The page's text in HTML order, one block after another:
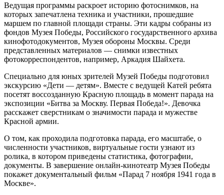
Ведущая программы раскроет историю фотоснимков, на
которых запечатлена техника и участники, прошедшие
маршем по главной площади страны. Эти кадры собраны из
фондов Музея Победы, Российского государственного архива
кинофотодокументов, Музея обороны Москвы. Среди
представленных материалов — снимки известных
фотокорреспондентов, например, Аркадия Шайхета.
Специально для юных зрителей Музей Победы подготовил
экскурсию «Дети — детям». Вместе с ведущей Катей ребята
посетят воссозданную Красную площадь в момент парада на
экспозиции «Битва за Москву. Первая Победа!». Девочка
расскажет сверстникам о значимости парада и мужестве
Красной армии.
О том, как проходила подготовка парада, его масштабе, о
численности участников, виртуальные гости узнают из
ролика, в котором приведены статистика, фотографии,
документы. В завершение онлайн-кинотеатр Музея Победы
покажет документальный фильм «Парад 7 ноября 1941 года в
Москве».